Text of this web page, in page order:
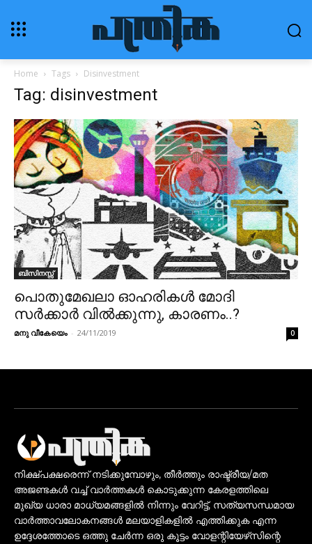
Home Tags Disinvestment
Tag: disinvestment
ബിസിനസ്സ്
പൊതുമേഖലാ ഓഹരികള്‍ മോദി
സര്‍ക്കാര്‍ വില്‍ക്കുന്നു, കാരണം..?
മനു വീകേയെം - 24/11/2019 0
നിക്ഷ്പക്ഷരെന്ന് നടിക്കുമ്പോഴും, തീർത്തും രാഷ്ട്രീയ/മത
അജണ്ടകൾ വച്ച് വാർത്തകൾ കൊടുക്കുന്ന കേരളത്തിലെ
മുഖ്യ ധാരാ മാധ്യമങ്ങളിൽ നിന്നും വേറിട്ട്, സത്യസന്ധമായ
വാർത്താവലോകനങ്ങൾ മലയാളികളിൽ എത്തിക്കുക എന്ന
ഉദ്ദേശത്തോടെ ഒത്തു ചേർന്ന ഒരു കൂട്ടം വോളന്റിയേഴ്‌സിന്റെ